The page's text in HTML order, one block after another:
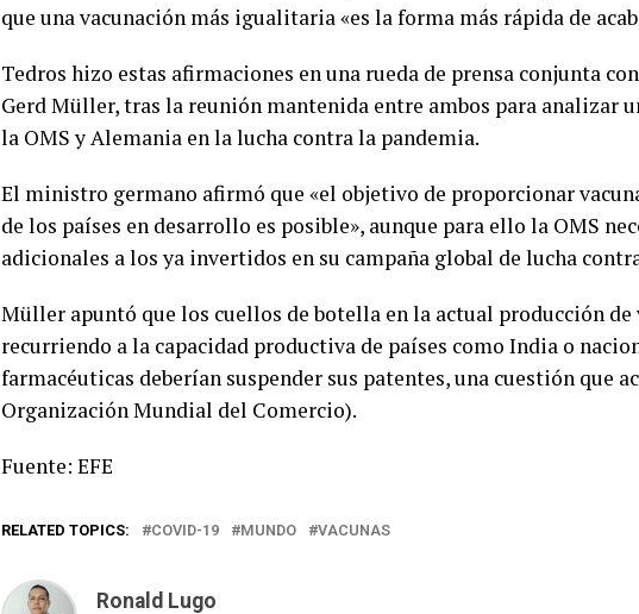
que una vacunación más igualitaria «es la forma más rápida de
Tedros hizo estas afirmaciones en una rueda de prensa conjunta
Gerd Müller, tras la reunión mantenida entre ambos para analizar
la OMS y Alemania en la lucha contra la pandemia.
El ministro germano afirmó que «el objetivo de proporcionar
de los países en desarrollo es posible», aunque para ello la OMS
adicionales a los ya invertidos en su campaña global de lucha
Müller apuntó que los cuellos de botella en la actual producción
recurriendo a la capacidad productiva de países como India o
farmacéuticas deberían suspender sus patentes, una cuestión que
Organización Mundial del Comercio).
Fuente: EFE
RELATED TOPICS: COVID-19 MUNDO VACUNAS
Ronald Lugo